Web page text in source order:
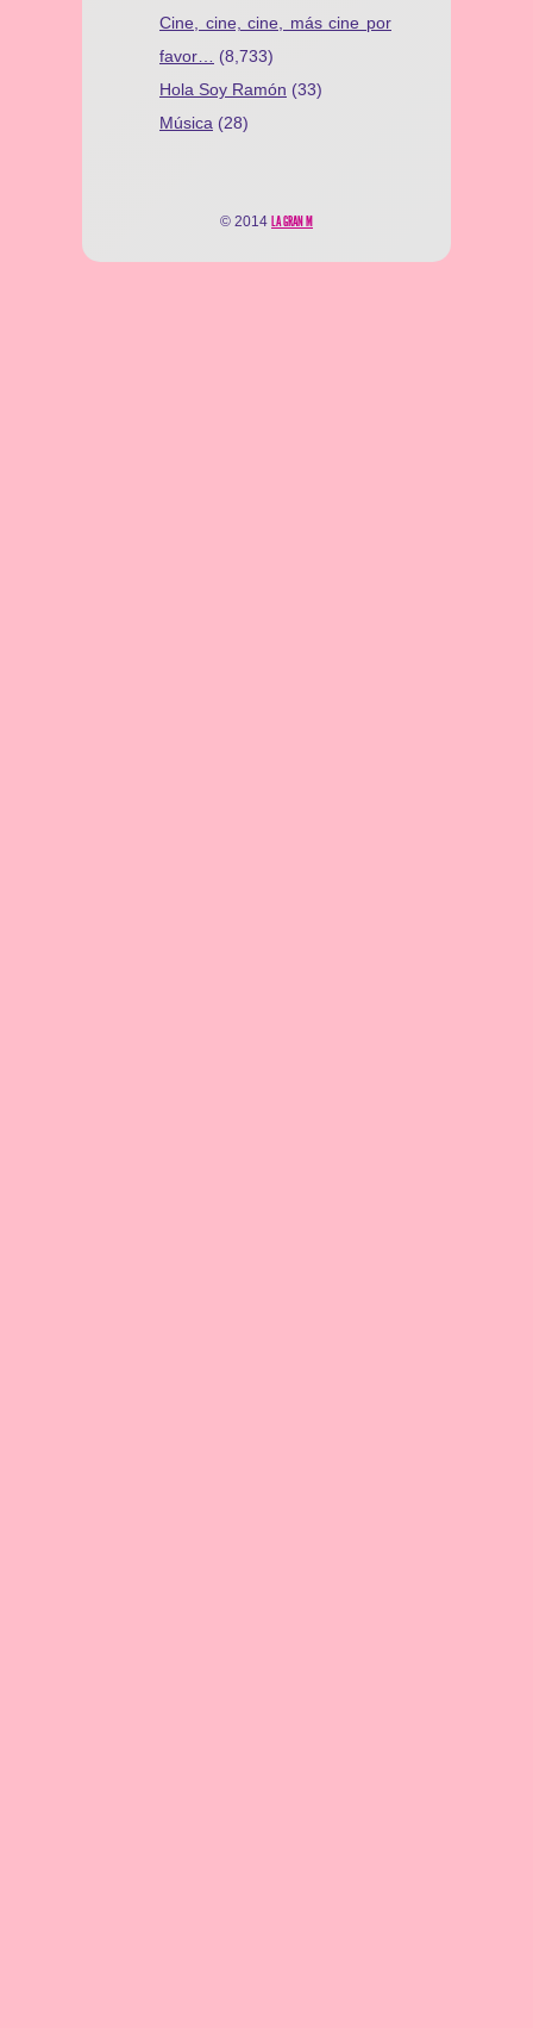
Cine, cine, cine, más cine por
favor…
(8,733)
Hola Soy Ramón (33)
Música (28)
© 2014 LA GRAN M